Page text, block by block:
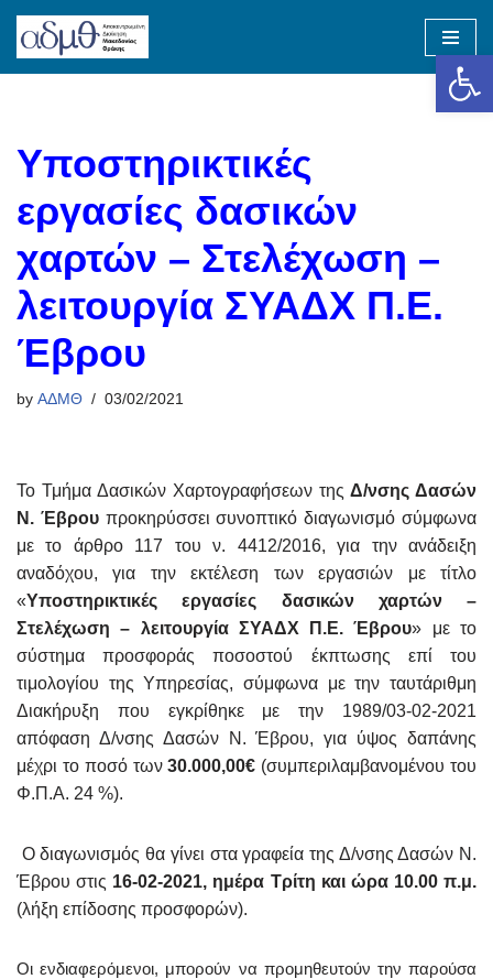
Skip
Υποστηρικτικές
εργασίες δασικών
χαρτών – Στελέχωση –
λειτουργία ΣΥΑΔΧ Π.Ε.
Έβρου
by ΑΔΜΘ 03/02/2021
Το Τμήμα Δασικών Χαρτογραφήσεων τηςΔ/νσης Δασών
Ν. Έβρουπροκηρύσσει συνοπτικό διαγωνισμό σύμφωνα
με το άρθρο 117 του ν. 4412/2016, για την ανάδειξη
αναδόχου, για την εκτέλεση των εργασιών με τίτλο
«Υποστηρικτικές εργασίες δασικών χαρτών –
Στελέχωση – λειτουργία ΣΥΑΔΧ Π.Ε. Έβρου» με το
σύστημα προσφοράς ποσοστού έκπτωσης επί του
τιμολογίου της Υπηρεσίας, σύμφωνα με την ταυτάριθμη
Διακήρυξη που εγκρίθηκε με την 1989/03-02-2021
απόφαση Δ/νσης Δασών Ν. Έβρου, για ύψος δαπάνης
μέχρι το ποσό των30.000,00€ (συμπεριλαμβανομένου του
Φ.Π.Α. 24 %).
Ο διαγωνισμός θα γίνει στα γραφεία της Δ/νσης Δασών Ν.
Έβρου στις 16-02-2021, ημέρα Τρίτη και ώρα 10.00 π.μ.
(λήξη επίδοσης προσφορών).
Οι ενδιαφερόμενοι, μπορούν να προμηθευτούν την παρούσα